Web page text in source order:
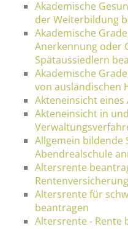
Akademische
der Weiterbildung
Akademische
Anerkennung oder
Spätaussiedlern
Akademische
von ausländischen
Akteneinsicht
Akteneinsicht in
Allgemein bildende
Abendrealschule
Altersrente
Altersrente für
beantragen
Altersrente - Rente